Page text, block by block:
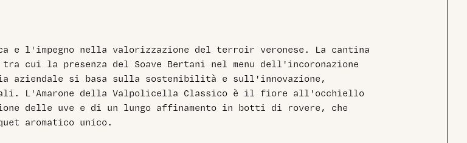
e l'impegno nella valorizzazione del terroir veronese. La cantina
cui la presenza del Soave Bertani nel menu dell'incoronazione
aziendale si basa sulla sostenibilità e sull'innovazione,
L'Amarone della Valpolicella Classico è il fiore all'occhiello
delle uve e di un lungo affinamento in botti di rovere, che
aromatico unico.